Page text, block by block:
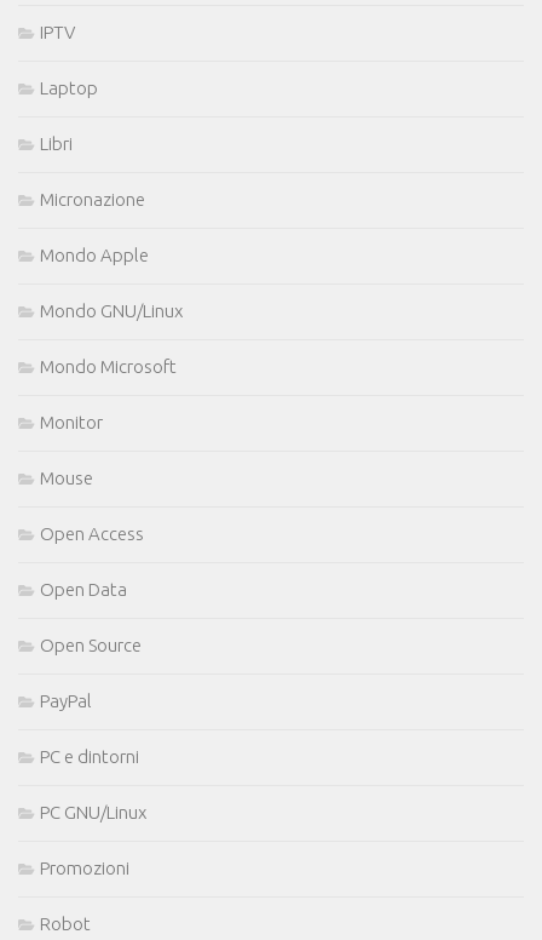
IPTV
Laptop
Libri
Micronazione
Mondo Apple
Mondo GNU/Linux
Mondo Microsoft
Monitor
Mouse
Open Access
Open Data
Open Source
PayPal
PC e dintorni
PC GNU/Linux
Promozioni
Robot